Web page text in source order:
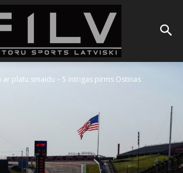
ar platu smaidu – 5 intrigas pirms Ostinas